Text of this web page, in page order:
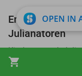
shopping_cart
Entree
Julianatoren
Kinderpretpark
Apeldoorn
OPEN IN